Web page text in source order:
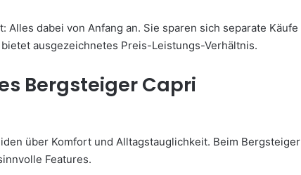
Alles dabei von Anfang an. Sie sparen sich separate Käufe
ausgezeichnetes Preis-Leistungs-Verhältnis.
Bergsteiger Capri
über Komfort und Alltagstauglichkeit. Beim Bergsteiger
Features.